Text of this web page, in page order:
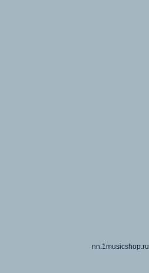
nn.1musicshop.ru